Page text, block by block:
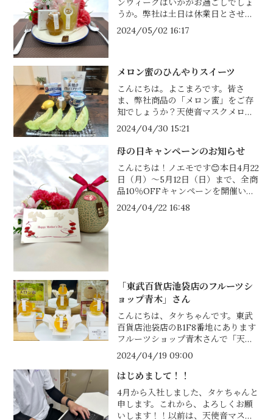
ンウィークはいかがお過ごしでしょ
うか。弊社は土日は休業日とさせて
いただいておりますが、平日は通常
どおり営業しております！ゴールデ
2024/05/02 16:17
メロン蜜のひんやりスイーツ
こんにちは。よこまろです。皆さ
ま、弊社商品の「メロン蜜」をご存
知でしょうか？天使音マスクメロン
をギュ～と凝縮させて作ったハチミ
ツのようなお品なんですが、今回メ
ロン蜜を使ってひんやりスーツを作
ってみ...
2024/04/30 15:21
母の日キャンペーンのお知らせ
こんにちは！ノエモです😊本日4月22
日（月）～5月12日（日）まで、全商
品10％OFFキャンペーンを開催いた
します！日頃の感謝の気持ちを天使
音マスクメロンで伝えてみてはいか
2024/04/22 16:48
「東武百貨店池袋店のフルーツシ
ョップ青木」さん
こんにちは、タケちゃんです。東武
百貨店池袋店のB1F8番地にあります
フルーツショップ青木さんで「天使
音マスクメロン」を販売していただ
いています。天使音マスクメロンや
飲むゼリーだけでなく、この度「天
2024/04/19 09:00
はじめまして！！
4月から入社しました、タケちゃんと
申します。これから、よろしくお願
いします！！以前は、天使音マスク